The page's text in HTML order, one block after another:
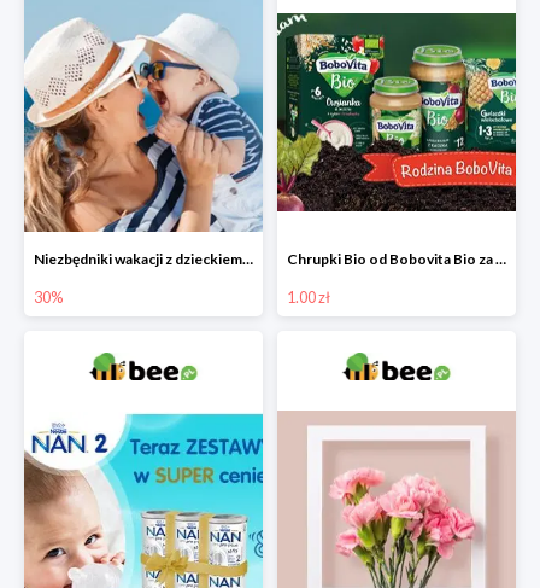
Niezbędniki wakacji z dzieckiem do -30%
30%
Chrupki Bio od Bobovita Bio za 1 grosz
1.00 zł